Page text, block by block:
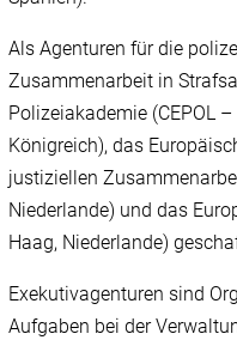
Als Agenturen für die
Zusammenarbeit in
Polizeiakademie (CEPOL
Königreich), das
justiziellen
Niederlande) und das
Haag, Niederlande)
Exekutivagenturen sind
Aufgaben bei der